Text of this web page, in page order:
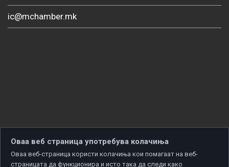
ic@mchamber.mk
Оваа веб страница употребува колачиња
Оваа веб-страница користи колачиња кои помагаат на веб-
страницата да функционира и исто така да следи како